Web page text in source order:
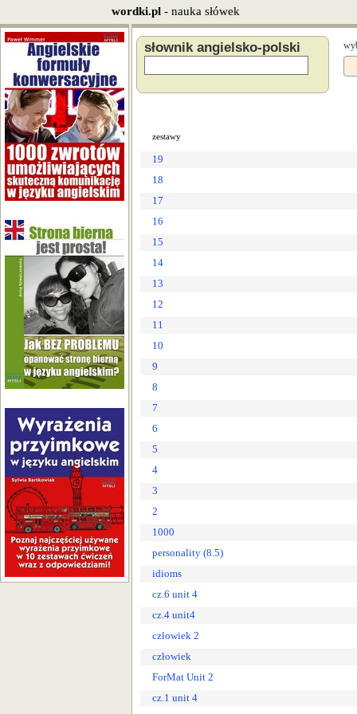
wordki.pl - nauka słówek
słownik angielsko-polski
zestawy
19
18
17
16
15
14
13
12
11
10
9
8
7
6
5
4
3
2
1000
personality (8.5)
idioms
cz.6 unit 4
cz.4 unit4
człowiek 2
człowiek
ForMat Unit 2
cz.1 unit 4